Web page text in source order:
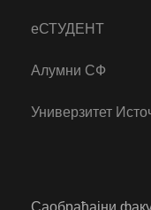
еСТУДЕНТ
Алумни СФ
Универзитет